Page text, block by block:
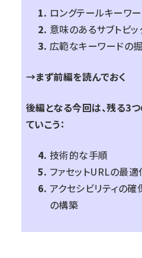
ロングテールキーワ
意味のあるサブトピ
広範なキーワードの
→まず前編を読んでおく
後編となる今回は、残る3
ていこう：
技術的な手順
ファセットURLの最適
アクセシビリティの
の構築